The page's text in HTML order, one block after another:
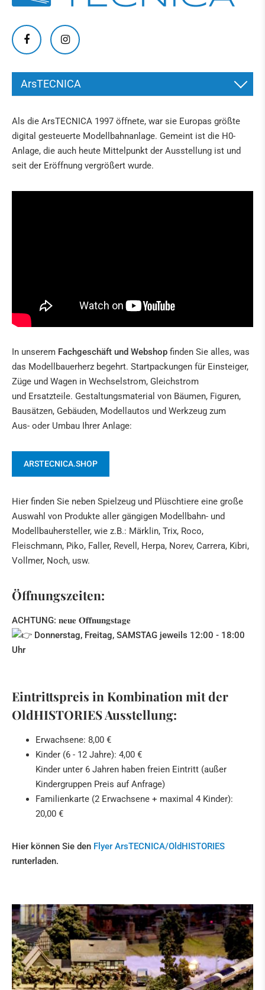
ArsTECNICA
IN DER PRESSE
Als die ArsTECNICA 1997 öffnete, war sie Europas größte
digital gesteuerte Modellbahnanlage. Gemeint ist die H0-
Anlage, die auch heute Mittelpunkt der Ausstellung ist und
seit der Eröffnung vergrößert wurde.
In unserem Fachgeschäft und Webshop finden Sie alles, was
das Modellbauerherz begehrt. Startpackungen für Einsteiger,
Züge und Wagen in Wechselstrom, Gleichstrom
und Ersatzteile. Gestaltungsmaterial von Bäumen, Figuren,
Bausätzen, Gebäuden, Modellautos und Werkzeug zum
Aus- oder Umbau Ihrer Anlage:
ARSTECNICA.SHOP
Hier finden Sie neben Spielzeug und Plüschtiere eine große
Auswahl von Produkte aller gängigen Modellbahn- und
Modellbauhersteller, wie z.B.: Märklin, Trix, Roco,
Fleischmann, Piko, Faller, Revell, Herpa, Norev, Carrera, Kibri,
Vollmer, Noch, usw.
Öffnungszeiten:
ACHTUNG: 𝐧𝐞𝐮𝐞 𝐎̈𝐟𝐟𝐧𝐮𝐧𝐠𝐬𝐭𝐚𝐠𝐞
Donnerstag, Freitag, SAMSTAG jeweils 12:00 - 18:00
Uhr
Eintrittspreis in Kombination mit der
OldHISTORIES Ausstellung:
Erwachsene: 8,00 €
Kinder (6 - 12 Jahre): 4,00 €
Kinder unter 6 Jahren haben freien Eintritt (außer
Kindergruppen Preis auf Anfrage)
Familienkarte (2 Erwachsene + maximal 4 Kinder):
20,00 €
Hier können Sie den Flyer ArsTECNICA/OldHISTORIES
runterladen.